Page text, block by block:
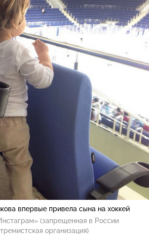
впервые привела сына на хоккей
(запрещенная в России
организация)